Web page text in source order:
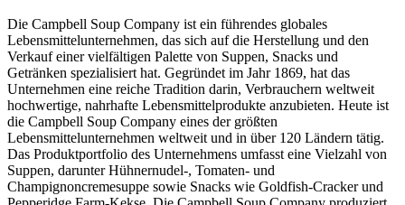
Die Campbell Soup Company ist ein führendes globales
Lebensmittelunternehmen, das sich auf die Herstellung und den
Verkauf einer vielfältigen Palette von Suppen, Snacks und
Getränken spezialisiert hat. Gegründet im Jahr 1869, hat das
Unternehmen eine reiche Tradition darin, Verbrauchern weltweit
hochwertige, nahrhafte Lebensmittelprodukte anzubieten. Heute ist
die Campbell Soup Company eines der größten
Lebensmittelunternehmen weltweit und in über 120 Ländern tätig.
Das Produktportfolio des Unternehmens umfasst eine Vielzahl von
Suppen, darunter Hühnernudel-, Tomaten- und
Champignoncremesuppe sowie Snacks wie Goldfish-Cracker und